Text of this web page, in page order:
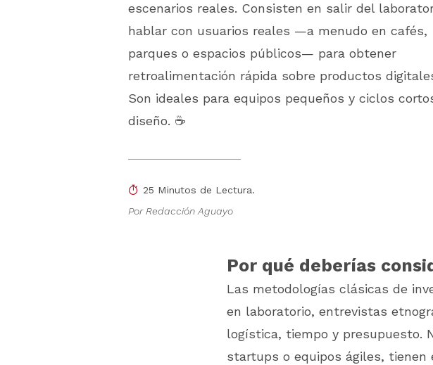
25 Minutos de Lectura.
Por Redacción Aguayo
escenarios reales. Consisten en salir del
hablar con usuarios reales —a menudo en cafés,
parques o espacios públicos— para obtener
retroalimentación rápida sobre productos
Son ideales para equipos pequeños y ciclos
diseño. ☕
Por qué deberías
Las metodologías clásicas de
en laboratorio, entrevistas
logística, tiempo y presupuesto.
startups o equipos ágiles, tienen